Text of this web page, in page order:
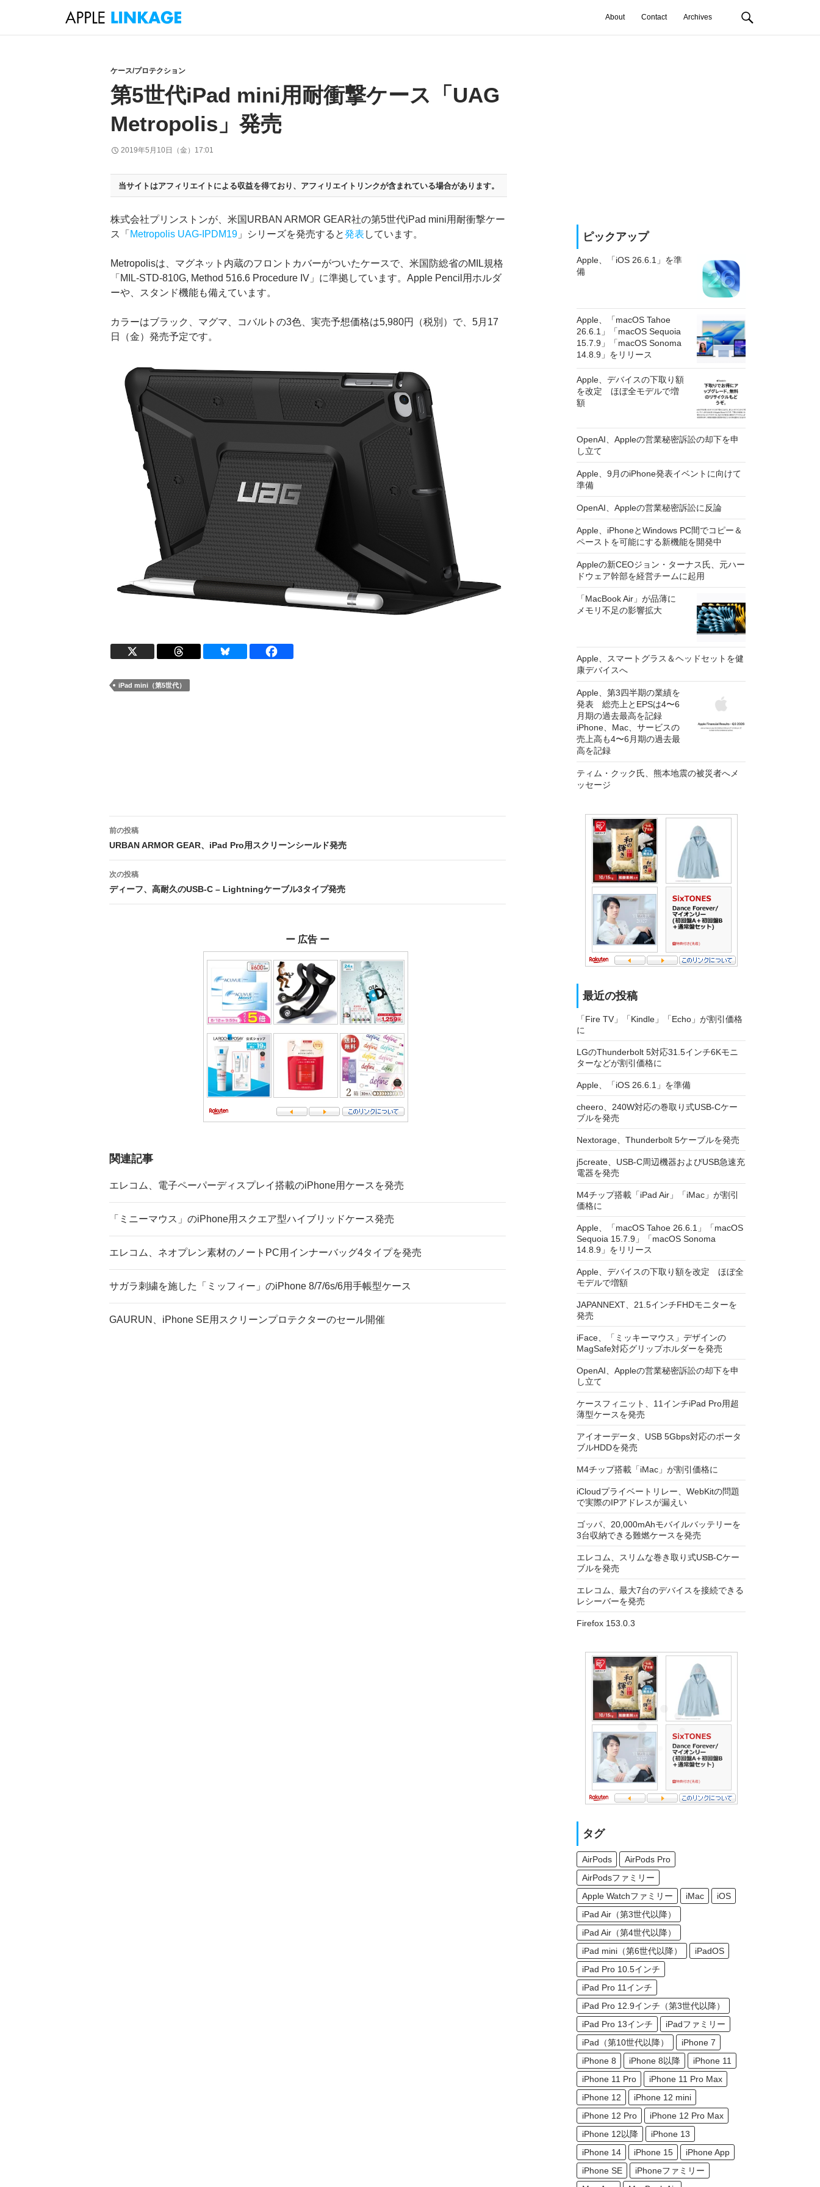
About Contact Archives
ケース/プロテクション
第5世代iPad mini用耐衝撃ケース「UAG
Metropolis」発売
2019年5月10日（金）17:01
当サイトはアフィリエイトによる収益を得ており、 アフィリエイトリンクが含まれている場合があります。
株式会社プリンストンが、米国URBAN ARMOR GEAR社の第5世代iPad mini用耐衝撃ケー
ス「 Metropolis UAG-IPDM19 」シリーズを発売すると発表 しています。
Metropolisは、マグネット内蔵のフロントカバーがついたケースで、米国防総省のMIL規格
「MIL-STD-810G, Method 516.6 Procedure IV」に準拠しています。Apple Pencil用ホルダ
ーや、スタンド機能も備えています。
カラーはブラック、マグマ、コバルトの3色、実売予想価格は5,980円（税別）で、5月17
日（金）発売予定です。
iPad mini（第5世代）
投
稿
ナ
ビ
前の投稿
URBAN ARMOR GEAR、iPad Pro用スクリーンシールド発売
次の投稿
ディーフ、高耐久のUSB-C – Lightningケーブル3タイプ発売
ー 広告 ー
関連記事
エレコム、電子ペーパーディスプレイ搭載のiPhone用ケースを発売
「ミニーマウス」のiPhone用スクエア型ハイブリッドケース発売
エレコム、ネオプレン素材のノートPC用インナーバッグ4タイプを発売
サガラ刺繍を施した「ミッフィー」のiPhone 8/7/6s/6用手帳型ケース
GAURUN、iPhone SE用スクリーンプロテクターのセール開催
ピックアップ
Apple、「iOS 26.6.1」を準
備
Apple、「macOS Tahoe
26.6.1」「macOS Sequoia
15.7.9」「macOS Sonoma
14.8.9」をリリース
Apple、デバイスの下取り額
を改定 ほぼ全モデルで増
額
OpenAI、Appleの営業秘密訴訟の却下を申
し立て
Apple、9月のiPhone発表イベントに向けて
準備
OpenAI、Appleの営業秘密訴訟に反論
Apple、iPhoneとWindows PC間でコピー＆
ペーストを可能にする新機能を開発中
Appleの新CEOジョン・ターナス氏、元ハー
ドウェア幹部を経営チームに起用
「MacBook Air」が品薄に
メモリ不足の影響拡大
Apple、スマートグラス＆ヘッドセットを健
康デバイスへ
Apple、第3四半期の業績を
発表 総売上とEPSは4〜6
月期の過去最高を記録
iPhone、Mac、サービスの
売上高も4〜6月期の過去最
高を記録
ティム・クック氏、熊本地震の被災者へメ
ッセージ
最近の投稿
「Fire TV」「Kindle」「Echo」が割引価格
に
LGのThunderbolt 5対応31.5インチ6Kモニ
ターなどが割引価格に
Apple、「iOS 26.6.1」を準備
cheero、240W対応の巻取り式USB-Cケー
ブルを発売
Nextorage、Thunderbolt 5ケーブルを発売
j5create、USB-C周辺機器およびUSB急速充
電器を発売
M4チップ搭載「iPad Air」「iMac」が割引
価格に
Apple、「macOS Tahoe 26.6.1」「macOS
Sequoia 15.7.9」「macOS Sonoma
14.8.9」をリリース
Apple、デバイスの下取り額を改定 ほぼ全
モデルで増額
JAPANNEXT、21.5インチFHDモニターを
発売
iFace、「ミッキーマウス」デザインの
MagSafe対応グリップホルダーを発売
OpenAI、Appleの営業秘密訴訟の却下を申
し立て
ケースフィニット、11インチiPad Pro用超
薄型ケースを発売
アイオーデータ、USB 5Gbps対応のポータ
ブルHDDを発売
M4チップ搭載「iMac」が割引価格に
iCloudプライベートリレー、WebKitの問題
で実際のIPアドレスが漏えい
ゴッパ、20,000mAhモバイルバッテリーを
3台収納できる難燃ケースを発売
エレコム、スリムな巻き取り式USB-Cケー
ブルを発売
エレコム、最大7台のデバイスを接続できる
レシーバーを発売
Firefox 153.0.3
タグ
AirPods
AirPods Pro
AirPodsファミリー
Apple Watchファミリー
iMac
iOS
iPad Air（第3世代以降）
iPad Air（第4世代以降）
iPad mini（第6世代以降）
iPadOS
iPad Pro 10.5インチ
iPad Pro 11インチ
iPad Pro 12.9インチ（第3世代以降）
iPad Pro 13インチ
iPadファミリー
iPad（第10世代以降）
iPhone 7
iPhone 8
iPhone 8以降
iPhone 11
iPhone 11 Pro
iPhone 11 Pro Max
iPhone 12
iPhone 12 mini
iPhone 12 Pro
iPhone 12 Pro Max
iPhone 12以降
iPhone 13
iPhone 14
iPhone 15
iPhone App
iPhone SE
iPhoneファミリー